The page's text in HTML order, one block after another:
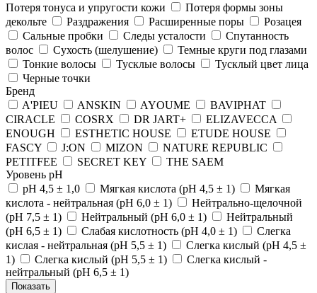
Потеря тонуса и упругости кожи
Потеря формы зоны
декольте
Раздражения Расширенные поры
Розацея
Сальные пробки
Следы усталости
Спутанность
волос
Сухость (шелушение)
Темные круги под глазами
Тонкие волосы
Тусклые волосы
Тусклый цвет лица
Черные точки
Бренд
A'PIEU
ANSKIN AYOUME
BAVIPHAT
CIRACLE
COSRX DR JART+
ELIZAVECCA
ENOUGH
ESTHETIC HOUSE
ETUDE HOUSE
FASCY
J:ON MIZON
NATURE REPUBLIC
PETITFEE
SEСRET KEY
THE SAEM
Уровень рН
pH 4,5 ± 1,0
Мягкая кислота (pH 4,5 ± 1)
Мягкая
кислота - нейтральная (pH 6,0 ± 1)
Нейтрально-щелочной
(рН 7,5 ± 1)
Нейтральный (рН 6,0 ± 1)
Нейтральный
(рН 6,5 ± 1)
Слабая кислотность (pH 4,0 ± 1)
Слегка
кислая - нейтральная (pH 5,5 ± 1)
Слегка кислый (pH 4,5 ±
1)
Слегка кислый (pH 5,5 ± 1)
Слегка кислый -
нейтральный (pH 6,5 ± 1)